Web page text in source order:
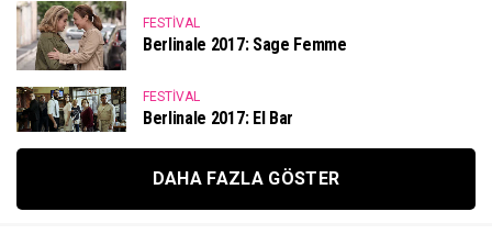
FESTIVAL
Berlinale 2017: Sage Femme
FESTIVAL
Berlinale 2017: El Bar
DAHA FAZLA GÖSTER